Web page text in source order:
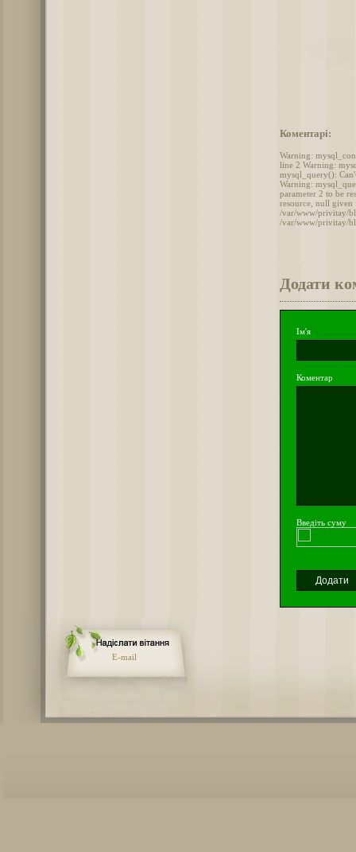
Коментарі:
Warning:
line 2 Warning:
mysql_query():
Warning:
parameter 2 to be
resource, null given
/var/www/privitay/
/var/www/privitay/
Додати
Ім'я
Коментар
Введіть суму
E-mail